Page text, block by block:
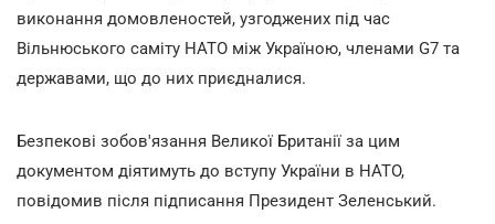
виконання домовленостей, узгоджених під час
Вільнюського саміту НАТО між Україною, членами G7 та
державами, що до них приєдналися.
Безпекові зобов'язання Великої Британії за цим
документом діятимуть до вступу України в НАТО,
повідомив після підписання Президент Зеленський.